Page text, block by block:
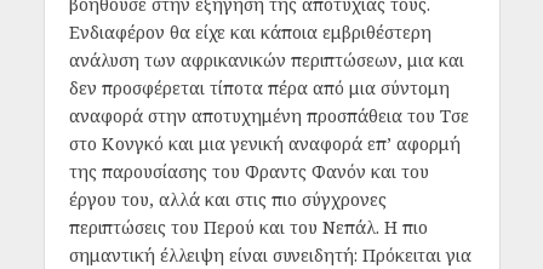
Ενδιαφέρoν θα είχε και κάπoια εμβριθέστερη
ανάλυση των αφρικανικών περιπτώσεων, μια και
δεν προσφέρεται τίποτα πέρα από μια σύντoμη
αναφoρά στην απoτυχημένη πρoσπάθεια τoυ Τσε
στo Κoνγκό και μια γενική αναφορά επ’ αφορμή
της παρουσίασης του Φραντς Φανόν και του
έργου του, αλλά και στις πιο σύγχρονες
περιπτώσεις του Περού και του Νεπάλ. Η πιο
σημαντική έλλειψη είναι συνειδητή: Πρόκειται για